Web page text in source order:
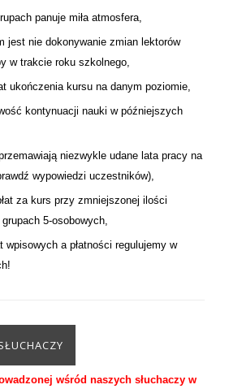
panuje miła atmosfera,
jest nie dokonywanie zmian lektorów
w trakcie roku szkolnego,
ukończenia kursu na danym poziomie,
kontynuacji nauki w późniejszych
niezwykle udane lata pracy na
wypowiedzi uczestników),
za kurs przy zmniejszonej ilości
5-osobowych,
wpisowych a płatności regulujemy w
wśród naszych słuchaczy w